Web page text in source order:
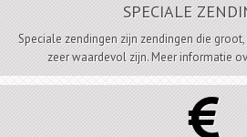
SPECIALE
Speciale zendingen zijn zendingen die
zeer waardevol zijn. Meer informatie
